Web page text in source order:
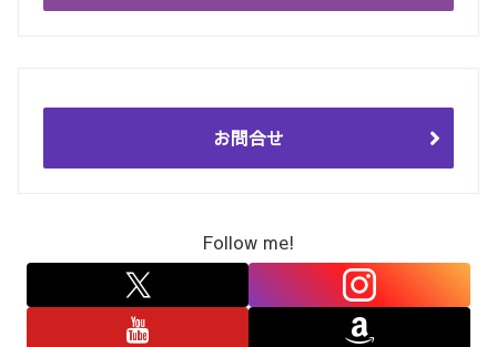
お問合せ
Follow me!